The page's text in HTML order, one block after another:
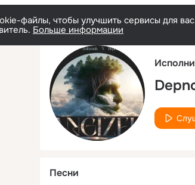
файлы, чтобы улучшить сервисы для
Больше информации
Песни